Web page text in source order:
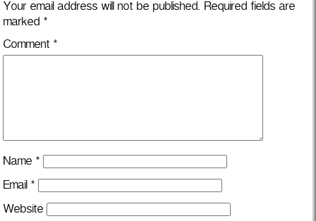
Your email address will not be published. Required fields are
marked *
Comment *
Name *
Email *
Website